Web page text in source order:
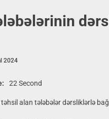
2024
22 Second
alan tələbələr dərsliklərlə